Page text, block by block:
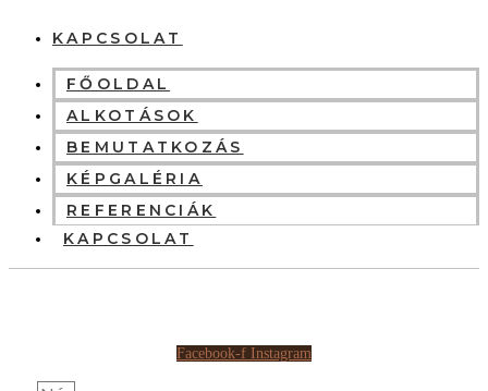
KAPCSOLAT
FŐOLDAL
ALKOTÁSOK
BEMUTATKOZÁS
KÉPGALÉRIA
REFERENCIÁK
KAPCSOLAT
Facebook-f Instagram